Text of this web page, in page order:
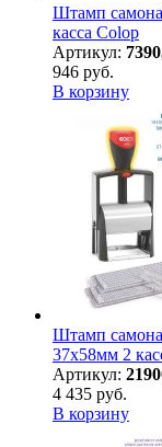
Штамп
касса Colop
Артикул:
946 руб.
В корзину
Штамп
37х58мм 2
Артикул:
4 435 руб.
В корзину